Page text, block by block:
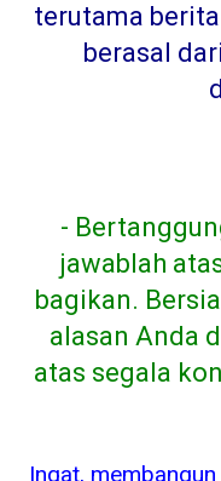
terutama
berasal
-
jawablah
bagikan.
alasan Anda
atas segala
Ingat,